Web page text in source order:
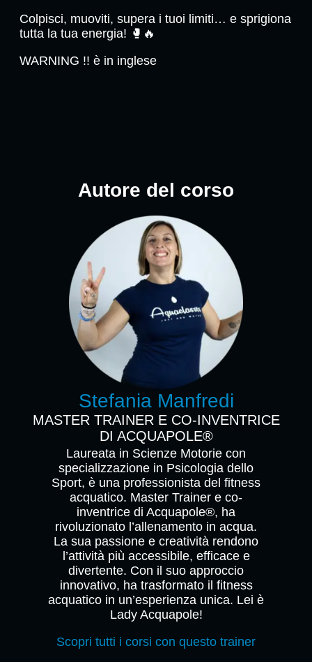
Colpisci, muoviti, supera i tuoi limiti… e sprigiona
tutta la tua energia! 🥊🔥
WARNING !! è in inglese
Autore del corso
Stefania Manfredi
MASTER TRAINER E CO-INVENTRICE
DI ACQUAPOLE®
Laureata in Scienze Motorie con
specializzazione in Psicologia dello
Sport, è una professionista del fitness
acquatico. Master Trainer e co-
inventrice di Acquapole®, ha
rivoluzionato l’allenamento in acqua.
La sua passione e creatività rendono
l’attività più accessibile, efficace e
divertente. Con il suo approccio
innovativo, ha trasformato il fitness
acquatico in un’esperienza unica. Lei è
Lady Acquapole!
Scopri tutti i corsi con questo trainer